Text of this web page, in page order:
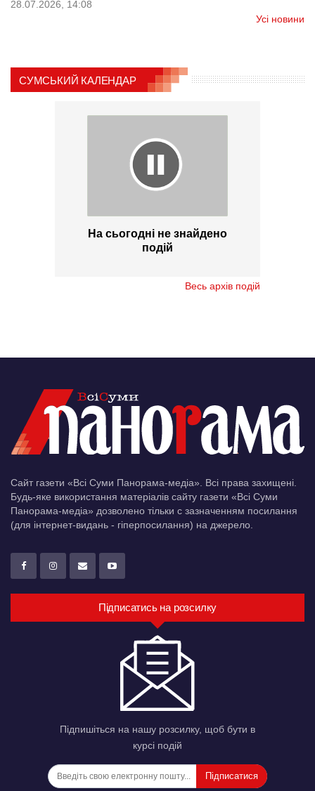
28.07.2026, 14:08
Усі новини
СУМСЬКИЙ КАЛЕНДАР
На сьогодні не знайдено
подій
Весь архів подій
Сайт газети «Всі Суми Панорама-медіа». Всі права захищені.
Будь-яке використання матеріалів сайту газети «Всі Суми
Панорама-медіа» дозволено тільки c зазначенням посилання
(для інтернет-видань - гіперпосилання) на джерело.
Підписатись на розсилку
Підпишіться на нашу розсилку, щоб бути в
курсі подій
Підписатися